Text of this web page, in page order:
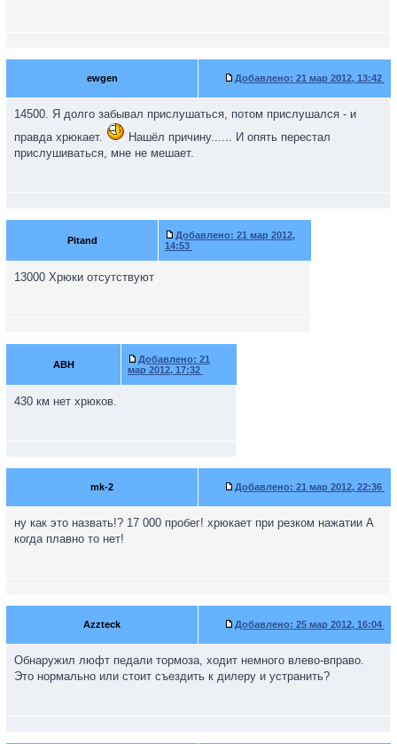
ewgen Добавлено: 21 мар 2012, 13:42
14500. Я долго забывал прислушаться, потом прислушался - и
правда хрюкает.
Нашёл причину...... И опять перестал
прислушиваться, мне не мешает.
Pitand Добавлено: 21 мар 2012,
14:53
13000 Хрюки отсутствуют
ABH Добавлено: 21
мар 2012, 17:32
430 км нет хрюков.
mk-2 Добавлено: 21 мар 2012, 22:36
ну как это назвать!? 17 000 пробег! хрюкает при резком нажатии А
когда плавно то нет!
Azzteck Добавлено: 25 мар 2012, 16:04
Обнаружил люфт педали тормоза, ходит немного влево-вправо.
Это нормально или стоит съездить к дилеру и устранить?